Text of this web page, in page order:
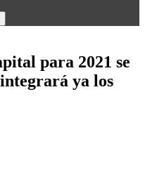
para 2021 se
ya los